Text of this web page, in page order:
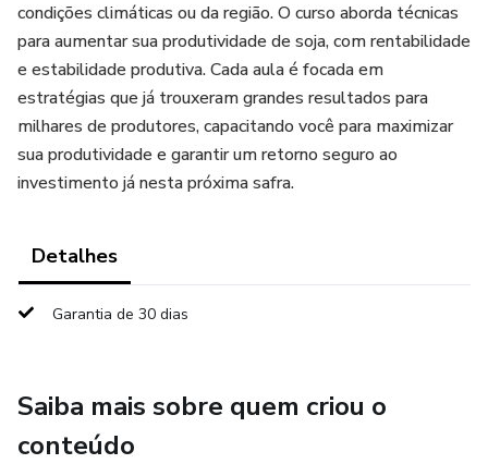
condições climáticas ou da região. O curso aborda técnicas
para aumentar sua produtividade de soja, com rentabilidade
e estabilidade produtiva. Cada aula é focada em
estratégias que já trouxeram grandes resultados para
milhares de produtores, capacitando você para maximizar
sua produtividade e garantir um retorno seguro ao
investimento já nesta próxima safra.
Detalhes
Garantia de 30 dias
Saiba mais sobre quem criou o
conteúdo